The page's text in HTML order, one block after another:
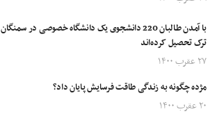
با آمدن طالبان 220 دانشجوی یک دانشگاه خصوصی در سمنگان
ترک تحصیل کرده‌اند
۲۷ عقرب ۱۴۰۰
مژده چگونه به زندگی طاقت فرسایش پایان داد؟
۲۰ عقرب ۱۴۰۰